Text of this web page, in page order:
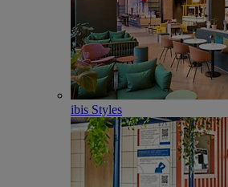
ibis Styles